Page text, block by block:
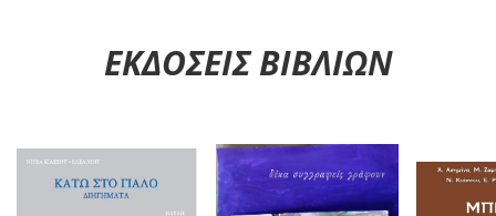
ΕΚΔΟΣΕΙΣ ΒΙΒΛΙΩΝ